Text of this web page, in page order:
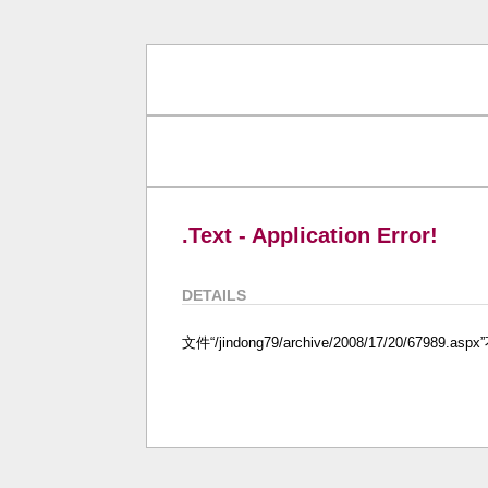
.Text - Application Error!
DETAILS
文件“/jindong79/archive/2008/17/20/67989.aspx”